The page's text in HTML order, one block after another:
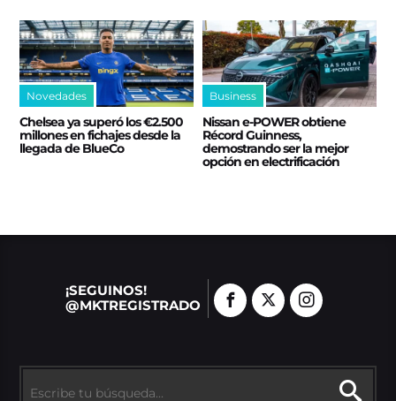
Novedades
Chelsea ya superó los €2.500
millones en fichajes desde la
llegada de BlueCo
Business
Nissan e‑POWER obtiene
Récord Guinness,
demostrando ser la mejor
opción en electrificación
¡SEGUINOS!
@MKTREGISTRADO